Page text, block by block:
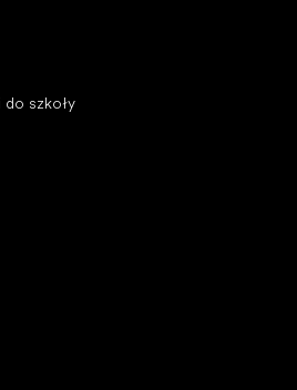
do szkoły